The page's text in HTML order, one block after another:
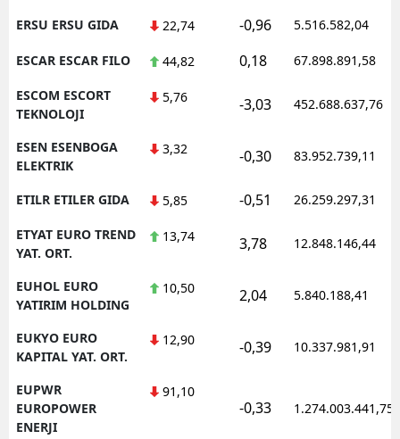
ERSU ERSU GIDA 22,74 -0,96 5.516.582,04
ESCAR ESCAR FILO 44,82 0,18 67.898.891,58
ESCOM ESCORT
TEKNOLOJI
5,76 -3,03 452.688.637,76
ESEN ESENBOGA
ELEKTRIK
3,32 -0,30 83.952.739,11
ETILR ETILER GIDA 5,85 -0,51 26.259.297,31
ETYAT EURO TREND
YAT. ORT.
13,74 3,78 12.848.146,44
EUHOL EURO
YATIRIM HOLDING
10,50 2,04 5.840.188,41
EUKYO EURO
KAPITAL YAT. ORT.
12,90 -0,39 10.337.981,91
EUPWR
EUROPOWER
ENERJI
91,10
-0,33 1.274.003.441,75